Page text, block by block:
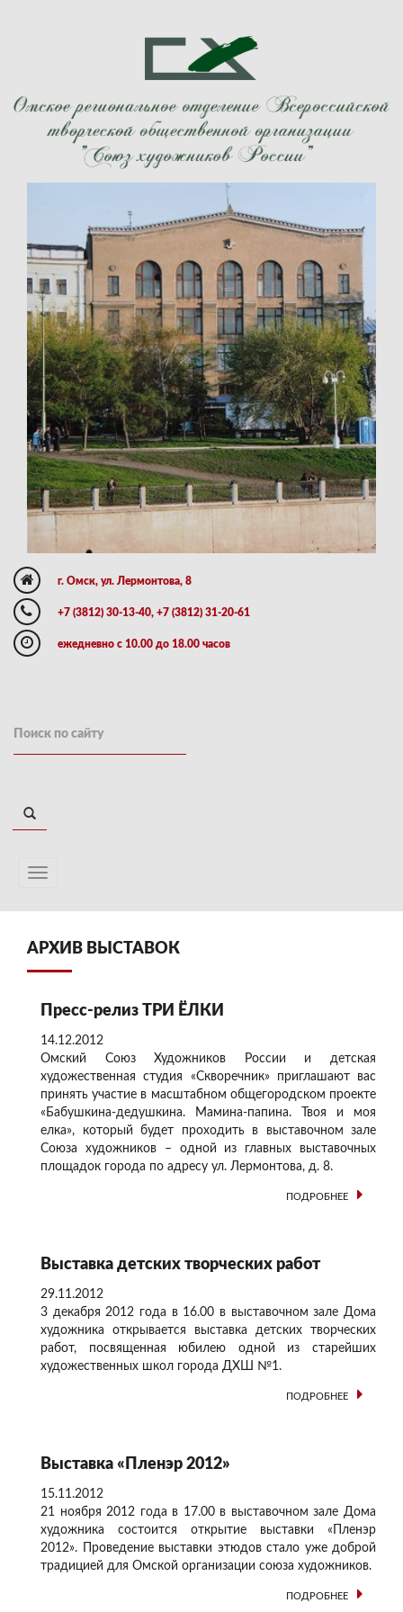
г. Омск, ул. Лермонтова, 8
+7 (3812) 30-13-40, +7 (3812) 31-20-61
ежедневно с 10.00 до 18.00 часов
АРХИВ ВЫСТАВОК
Пресс-релиз ТРИ ЁЛКИ
14.12.2012
Омский Союз Художников России и детская
художественная студия «Скворечник» приглашают вас
принять участие в масштабном общегородском проекте
«Бабушкина-дедушкина. Мамина-папина. Твоя и моя
елка», который будет проходить в выставочном зале
Союза художников – одной из главных выставочных
площадок города по адресу ул. Лермонтова, д. 8.
ПОДРОБНЕЕ
Выставка детских творческих работ
29.11.2012
3 декабря 2012 года в 16.00 в выставочном зале Дома
художника открывается выставка детских творческих
работ, посвященная юбилею одной из старейших
художественных школ города ДХШ №1.
ПОДРОБНЕЕ
Выставка «Пленэр 2012»
15.11.2012
21 ноября 2012 года в 17.00 в выставочном зале Дома
художника состоится открытие выставки «Пленэр
2012». Проведение выставки этюдов стало уже доброй
традицией для Омской организации союза художников.
ПОДРОБНЕЕ